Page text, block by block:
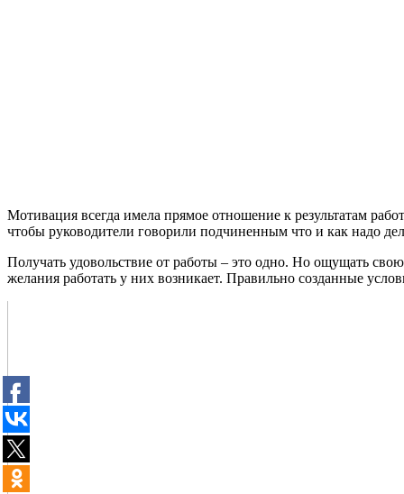
Мотивация всегда имела прямое отношение к результатам
чтобы руководители говорили подчиненным что и как надо
Получать удовольствие от работы – это одно. Но ощущать
желания работать у них возникает. Правильно созданные